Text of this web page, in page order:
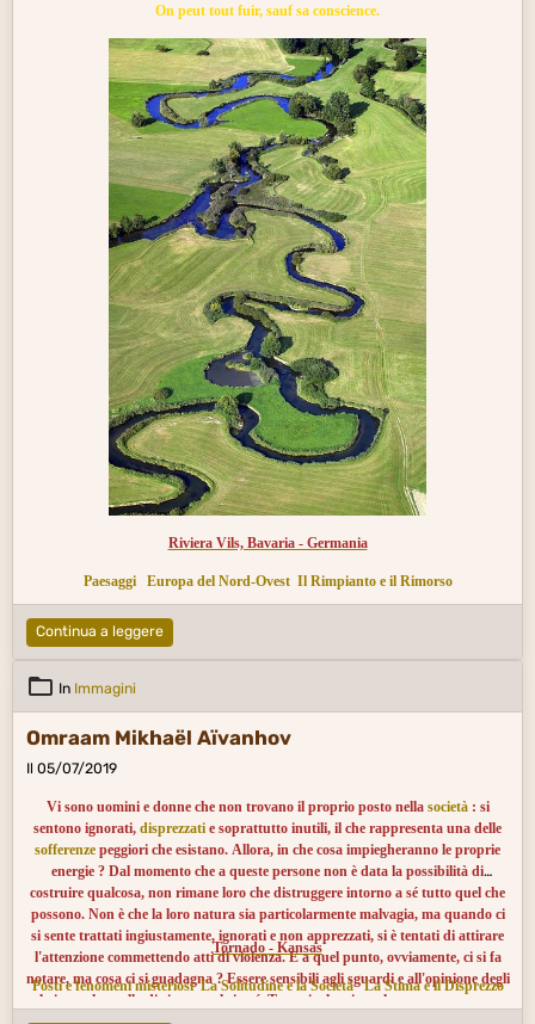
On peut tout fuir, sauf sa conscience.
Riviera Vils, Bavaria - Germania
Paesaggi Europa del Nord-Ovest Il Rimpianto e il Rimorso
Continua a leggere
In Immagini
Omraam Mikhaël Aïvanhov
Il 05/07/2019
Vi sono uomini e donne che non trovano il proprio posto nella società: si
sentono ignorati, disprezzati e soprattutto inutili, il che rappresenta una delle
sofferenze peggiori che esistano. Allora, in che cosa impiegheranno le proprie
energie ? Dal momento che a queste persone non è data la possibilità di
costruire qualcosa, non rimane loro che distruggere intorno a sé tutto quel che
possono. Non è che la loro natura sia particolarmente malvagia, ma quando ci
si sente trattati ingiustamente, ignorati e non apprezzati, si è tentati di attirare
l'attenzione commettendo atti di violenza. E a quel punto, ovviamente, ci si fa
notare, ma cosa ci si guadagna ? Essere sensibili agli sguardi e all'opinione degli
altri, non ha nulla di riprovevole in sé. Tuttavia, la stima che un essere umano
Tornado - Kansas
Posti e fenomeni misteriosi La Solitudine e la Società La Stima e il Disprezzo